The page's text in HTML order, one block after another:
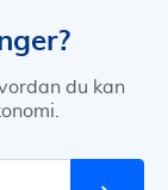
du kan